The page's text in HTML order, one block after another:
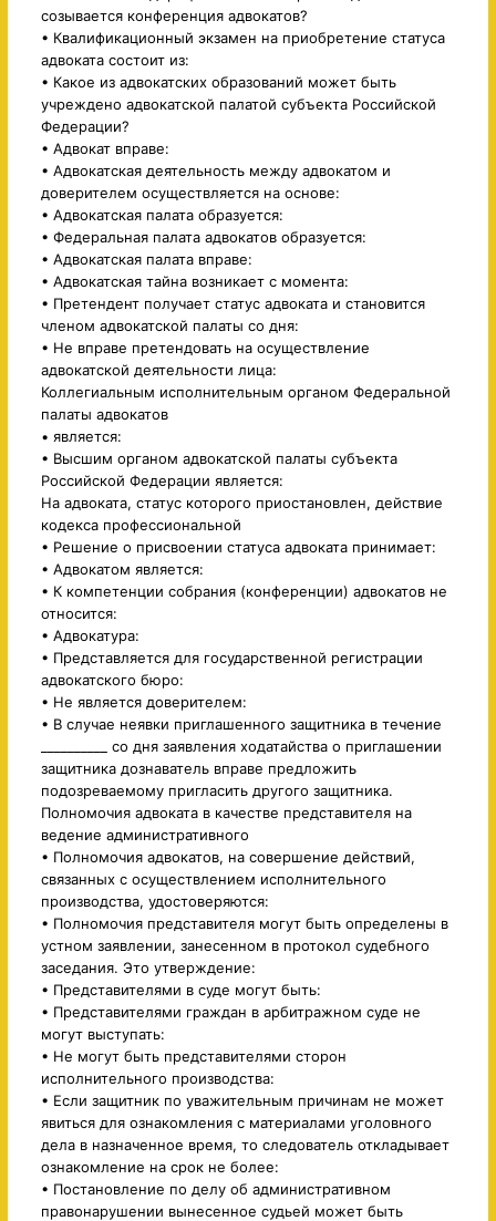
созывается конференция адвокатов?
• Квалификационный экзамен на приобретение статуса
адвоката состоит из:
• Какое из адвокатских образований может быть
учреждено адвокатской палатой субъекта Российской
Федерации?
• Адвокат вправе:
• Адвокатская деятельность между адвокатом и
доверителем осуществляется на основе:
• Адвокатская палата образуется:
• Федеральная палата адвокатов образуется:
• Адвокатская палата вправе:
• Адвокатская тайна возникает с момента:
• Претендент получает статус адвоката и становится
членом адвокатской палаты со дня:
• Не вправе претендовать на осуществление
адвокатской деятельности лица:
Коллегиальным исполнительным органом Федеральной
палаты адвокатов
• является:
• Высшим органом адвокатской палаты субъекта
Российской Федерации является:
На адвоката, статус которого приостановлен, действие
кодекса профессиональной
• Решение о присвоении статуса адвоката принимает:
• Адвокатом является:
• К компетенции собрания (конференции) адвокатов не
относится:
• Адвокатура:
• Представляется для государственной регистрации
адвокатского бюро:
• Не является доверителем:
• В случае неявки приглашенного защитника в течение
__________ со дня заявления ходатайства о приглашении
защитника дознаватель вправе предложить
подозреваемому пригласить другого защитника.
Полномочия адвоката в качестве представителя на
ведение административного
• Полномочия адвокатов, на совершение действий,
связанных с осуществлением исполнительного
производства, удостоверяются:
• Полномочия представителя могут быть определены в
устном заявлении, занесенном в протокол судебного
заседания. Это утверждение:
• Представителями в суде могут быть:
• Представителями граждан в арбитражном суде не
могут выступать:
• Не могут быть представителями сторон
исполнительного производства:
• Если защитник по уважительным причинам не может
явиться для ознакомления с материалами уголовного
дела в назначенное время, то следователь откладывает
ознакомление на срок не более:
• Постановление по делу об административном
правонарушении вынесенное судьей может быть